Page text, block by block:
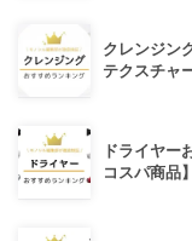
クレンジン
テクスチャ
ドライヤー
コスパ商品】